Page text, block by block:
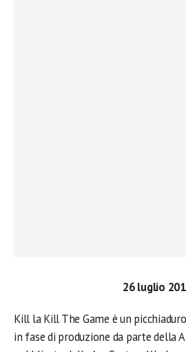
26 luglio 201
Kill la Kill The Game è un
in fase di produzione da parte della